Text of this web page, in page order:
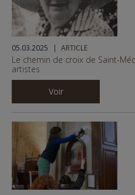
05.03.2025 ARTICLE
Le chemin de croix de Saint-
artistes
Voir